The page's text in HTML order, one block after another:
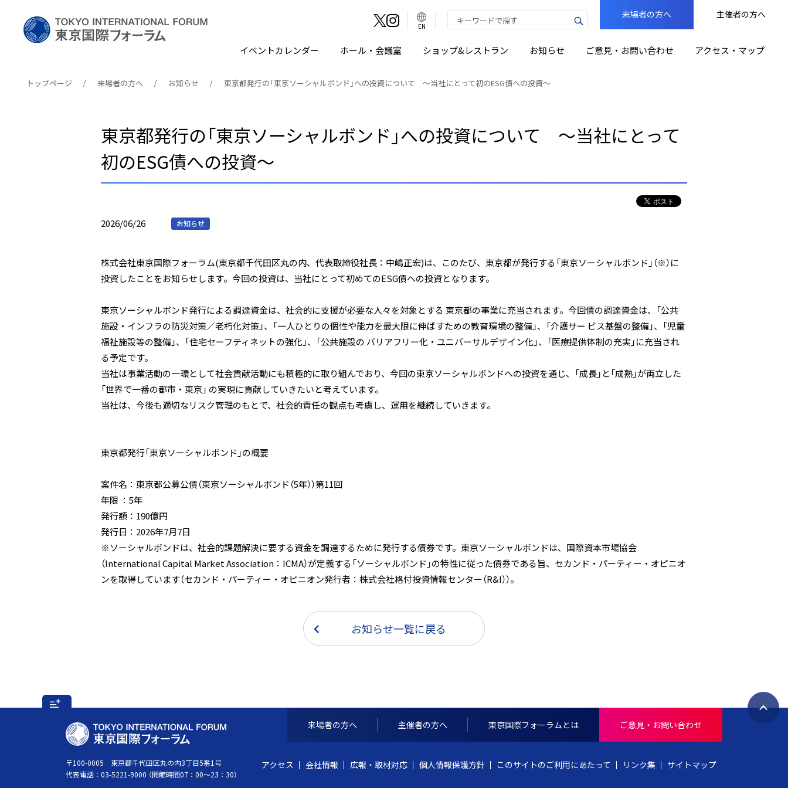
言
語
切
EN 検索キーワード入力
来場者の方へ 主催者の方へ
イベントカレンダー ホール・会議室 ショップ&レストラン お知らせ ご意見・お問い合わせ アクセス・マップ
トップページ 来場者の方へ お知らせ 東京都発行の「東京ソーシャルボンド」への投資について ～当社にとって初のESG債への投資～
東京都発行の「東京ソーシャルボンド」への投資について ～当社にとって
初のESG債への投資～
2026/06/26 お知らせ
株式会社東京国際フォーラム(東京都千代田区丸の内、代表取締役社長：中嶋正宏)は、このたび、東京都が発行する「東京ソーシャルボンド」（※）に
投資したことをお知らせします。今回の投資は、当社にとって初めてのESG債への投資となります。
東京ソーシャルボンド発行による調達資金は、社会的に支援が必要な人々を対象とする 東京都の事業に充当されます。今回債の調達資金は、「公共
施設・インフラの防災対策／老朽化対策」、「一人ひとりの個性や能力を最大限に伸ばすための教育環境の整備」、「介護サー ビス基盤の整備」、「児童
福祉施設等の整備」、「住宅セーフティネットの強化」、「公共施設の バリアフリー化・ユニバーサルデザイン化」、「医療提供体制の充実」に充当され
る予定です。
当社は事業活動の一環として社会貢献活動にも積極的に取り組んでおり、今回の東京ソーシャルボンドへの投資を通じ、「成長」と「成熟」が両立した
「世界で一番の都市・東京」 の実現に貢献していきたいと考えています。
当社は、今後も適切なリスク管理のもとで、社会的責任の観点も考慮し、運用を継続していきます。
東京都発行「東京ソーシャルボンド」の概要
案件名：東京都公募公債（東京ソーシャルボンド（5年））第11回
年限 ：5年
発行額：190億円
発行日：2026年7月7日
※ソーシャルボンドは、社会的課題解決に要する資金を調達するために発行する債券です。東京ソーシャルボンドは、国際資本市場協会
（International Capital Market Association：ICMA）が定義する「ソーシャルボンド」の特性に従った債券である旨、セカンド・パーティー・オピニオ
ンを取得しています（セカンド・パーティー・オピニオン発行者：株式会社格付投資情報センター（R&I））。
お知らせ一覧に戻る
ペ
T
O
K
Y
〒100-0005 東京都千代田区丸の内3丁目5番1号
代表電話： 03-5221-9000 （開館時間07：00～23：30）
来場者の方へ 主催者の方へ 東京国際フォーラムとは ご意見・お問い合わせ
アクセス 会社情報 広報・取材対応 個人情報保護方針 このサイトのご利用にあたって リンク集 サイトマップ